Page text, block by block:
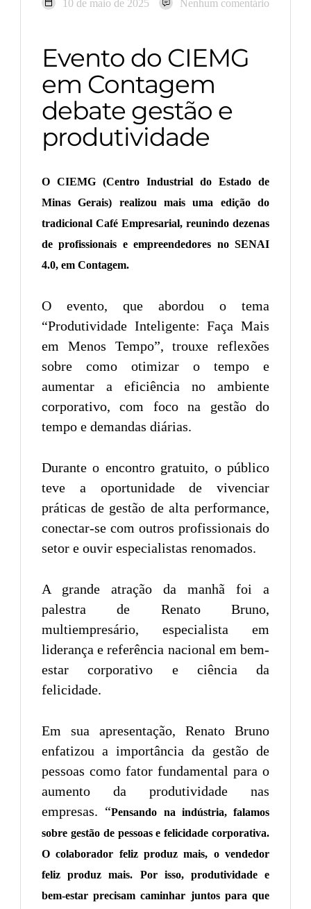
10 de maio de 2025 Nenhum comentário
Evento do CIEMG
em Contagem
debate gestão e
produtividade
O CIEMG (Centro Industrial do Estado de
Minas Gerais) realizou mais uma edição do
tradicional Café Empresarial, reunindo dezenas
de profissionais e empreendedores no SENAI
4.0, em Contagem.
O evento, que abordou o tema
“Produtividade Inteligente: Faça Mais
em Menos Tempo”, trouxe reflexões
sobre como otimizar o tempo e
aumentar a eficiência no ambiente
corporativo, com foco na gestão do
tempo e demandas diárias.
Durante o encontro gratuito, o público
teve a oportunidade de vivenciar
práticas de gestão de alta performance,
conectar-se com outros profissionais do
setor e ouvir especialistas renomados.
A grande atração da manhã foi a
palestra de Renato Bruno,
multiempresário, especialista em
liderança e referência nacional em bem-
estar corporativo e ciência da
felicidade.
Em sua apresentação, Renato Bruno
enfatizou a importância da gestão de
pessoas como fator fundamental para o
aumento da produtividade nas
empresas. “Pensando na indústria, falamos
sobre gestão de pessoas e felicidade corporativa.
O colaborador feliz produz mais, o vendedor
feliz produz mais. Por isso, produtividade e
bem-estar precisam caminhar juntos para que